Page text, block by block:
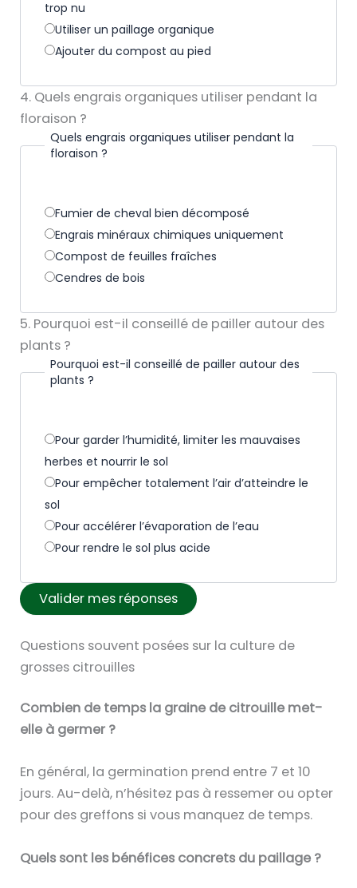
trop nu
Utiliser un paillage organique
Ajouter du compost au pied
4. Quels engrais organiques utiliser pendant la
floraison ?
Quels engrais organiques utiliser pendant la
floraison ?
Fumier de cheval bien décomposé
Engrais minéraux chimiques uniquement
Compost de feuilles fraîches
Cendres de bois
5. Pourquoi est-il conseillé de pailler autour des
plants ?
Pourquoi est-il conseillé de pailler autour des
plants ?
Pour garder l’humidité, limiter les mauvaises
herbes et nourrir le sol
Pour empêcher totalement l’air d’atteindre le
sol
Pour accélérer l’évaporation de l’eau
Pour rendre le sol plus acide
Valider mes réponses
Questions souvent posées sur la culture de
grosses citrouilles
Combien de temps la graine de citrouille met-
elle à germer ?
En général, la germination prend entre 7 et 10
jours. Au-delà, n’hésitez pas à ressemer ou opter
pour des greffons si vous manquez de temps.
Quels sont les bénéfices concrets du paillage ?